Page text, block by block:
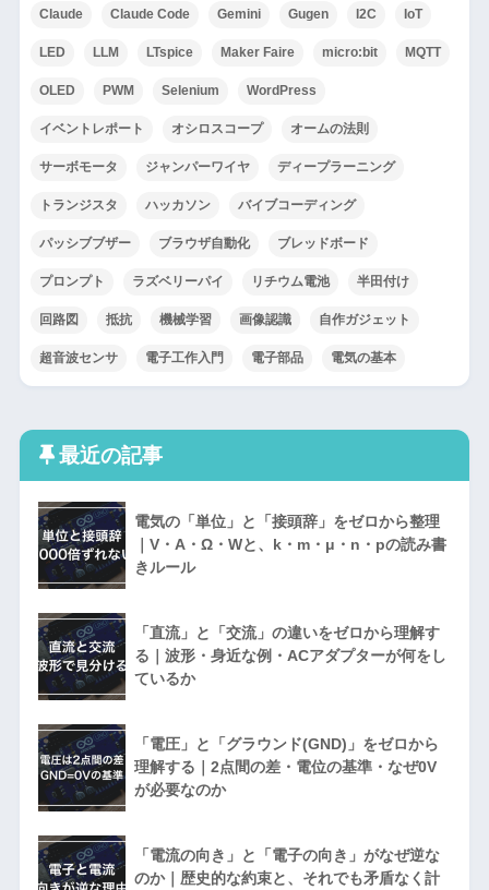
Claude Claude Code Gemini Gugen I2C IoT
LED LLM LTspice Maker Faire micro:bit MQTT
OLED PWM Selenium WordPress
イベントレポート オシロスコープ オームの法則
サーボモータ ジャンパーワイヤ ディープラーニング
トランジスタ ハッカソン バイブコーディング
パッシブブザー ブラウザ自動化 ブレッドボード
プロンプト ラズベリーパイ リチウム電池 半田付け
回路図 抵抗 機械学習 画像認識 自作ガジェット
超音波センサ 電子工作入門 電子部品 電気の基本
最近の記事
電気の「単位」と「接頭辞」をゼロから整理
｜V・A・Ω・Wと、k・m・μ・n・pの読み書
きルール
「直流」と「交流」の違いをゼロから理解す
る｜波形・身近な例・ACアダプターが何をし
ているか
「電圧」と「グラウンド(GND)」をゼロから
理解する｜2点間の差・電位の基準・なぜ0V
が必要なのか
「電流の向き」と「電子の向き」がなぜ逆な
のか｜歴史的な約束と、それでも矛盾なく計